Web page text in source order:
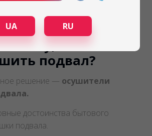
рек, затопление подвалов
явление.
влагу, как и
подвал?
решение — осушители
достоинства бытового
подвала.
UA RU